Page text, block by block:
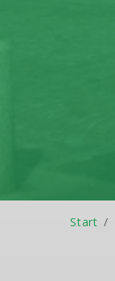
Start